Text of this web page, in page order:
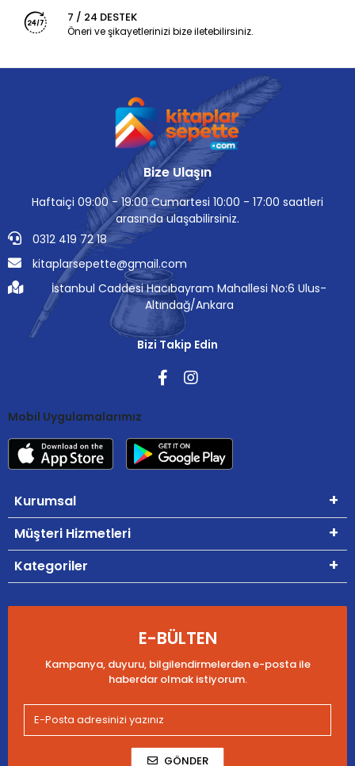
7 / 24 DESTEK
Öneri ve şikayetlerinizi bize iletebilirsiniz.
Bize Ulaşın
Haftaiçi 09:00 - 19:00 Cumartesi 10:00 - 17:00 saatleri
arasında ulaşabilirsiniz.
0312 419 72 18
kitaplarsepette@gmail.com
İstanbul Caddesi Hacıbayram Mahallesi No:6 Ulus-
Altındağ/Ankara
Bizi Takip Edin
Mobil Uygulamalarımız
Kurumsal
Müşteri Hizmetleri
Kategoriler
E-BÜLTEN
Kampanya, duyuru, bilgilendirmelerden e-posta ile
haberdar olmak istiyorum.
GÖNDER